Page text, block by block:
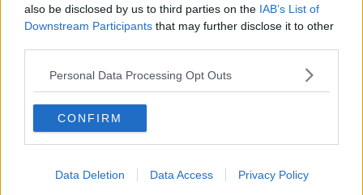
also be disclosed by us to third parties on the IAB’s List of
Downstream Participants that may further disclose it to other
Personal Data Processing Opt Outs
CONFIRM
Data Deletion Data Access Privacy Policy
Svar avQP Cheese 2026-01-1012:44
Svar avGrayPagan 2026-01-0122:15
NixOS och Nix - en funktionell deklarativ Linuxdistro
Svar avViethatt 2025-12-1501:13